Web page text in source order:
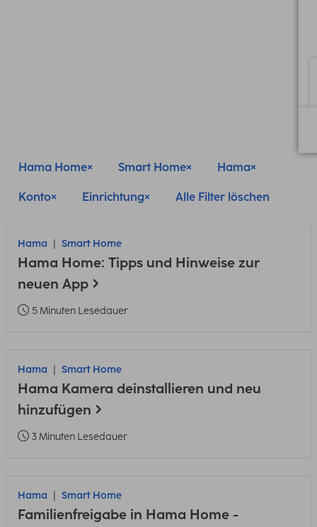
Hama Home Smart Home Hama
Konto Einrichtung Alle Filter löschen
Hama Smart Home
Hama Home: Tipps und Hinweise zur
neuen App
5 Minuten Lesedauer
Hama Smart Home
Hama Kamera deinstallieren und neu
hinzufügen
3 Minuten Lesedauer
Hama Smart Home
Familienfreigabe in Hama Home -